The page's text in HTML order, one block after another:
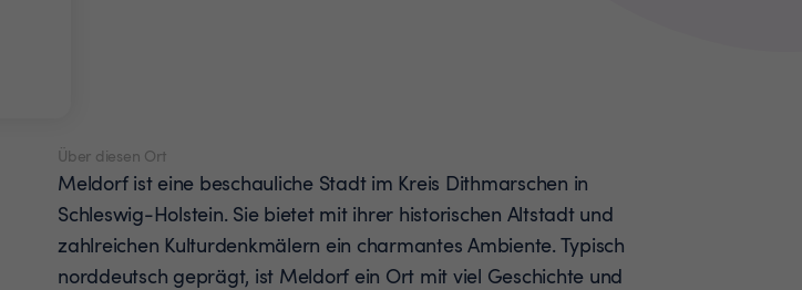
Über diesen Ort
Meldorf ist eine beschauliche Stadt im Kreis Dithmarschen in
Schleswig-Holstein. Sie bietet mit ihrer historischen Altstadt und
zahlreichen Kulturdenkmälern ein charmantes Ambiente. Typisch
norddeutsch geprägt, ist Meldorf ein Ort mit viel Geschichte und